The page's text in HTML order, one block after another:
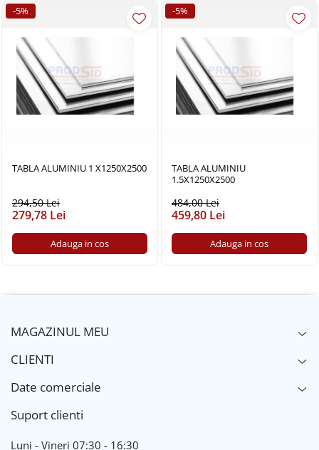
-5%
TABLA ALUMINIU 1 X1250X2500
294,50 Lei
279,78 Lei
Adauga in cos
-5%
TABLA ALUMINIU
1.5X1250X2500
484,00 Lei
459,80 Lei
Adauga in cos
MAGAZINUL MEU
CLIENTI
Date comerciale
Suport clienti
Luni - Vineri 07:30 - 16:30